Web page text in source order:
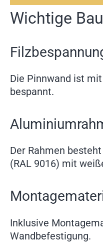
Wichtige
Die Pinnwand ist
bespannt.
Der Rahmen
(RAL 9016) mit
Inklusive
Wandbefestigung.